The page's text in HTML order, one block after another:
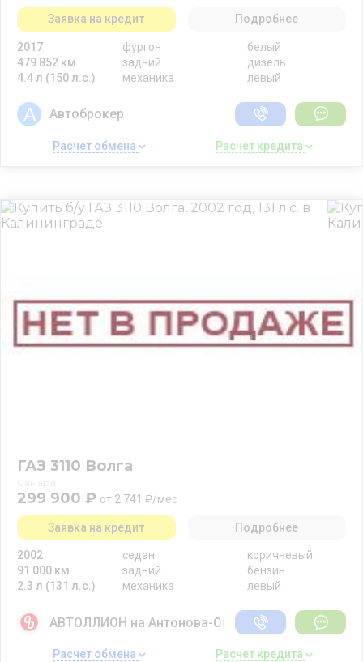
2017
479 852 км
4.4 л (150 л.с.)
фургон
задний
механика
белый
дизель
левый
Заявка на кредит Подробнее
Автоброкер
Расчет обмена Расчет кредита
ГАЗ 3110 Волга
Самара
299 900 ₽ от 2 741 ₽/мес
2002
91 000 км
2.3 л (131 л.с.)
седан
задний
механика
коричневый
бензин
левый
Заявка на кредит Подробнее
АВТОЛЛИОН на Антонова-Овсеенко
Расчет обмена Расчет кредита